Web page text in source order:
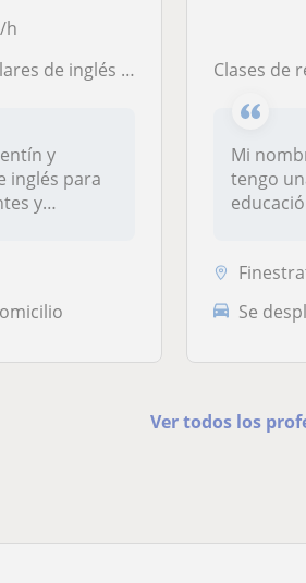
h
niños y adolescentes
y
inglés para
y
Clases de
Mi
tengo
Se
Ver todos los